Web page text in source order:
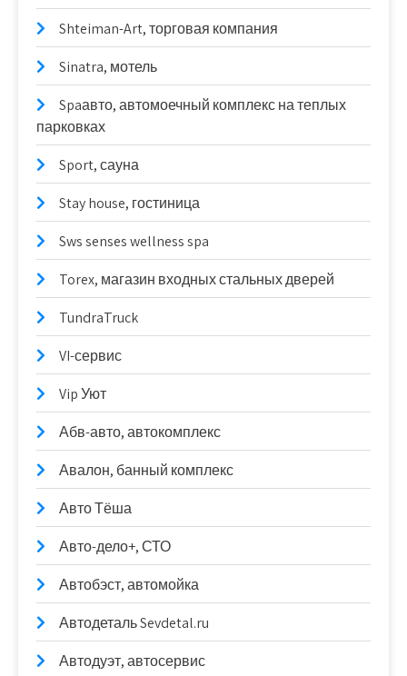
Shteiman-Art, торговая компания
Sinatra, мотель
Spaавто, автомоечный комплекс на теплых
парковках
Sport, сауна
Stay house, гостиница
Sws senses wellness spa
Torex, магазин входных стальных дверей
TundraTruck
VI-сервис
Vip Уют
Абв-авто, автокомплекс
Авалон, банный комплекс
Авто Тёша
Авто-дело+, СТО
Автобэст, автомойка
Автодеталь Sevdetal.ru
Автодуэт, автосервис